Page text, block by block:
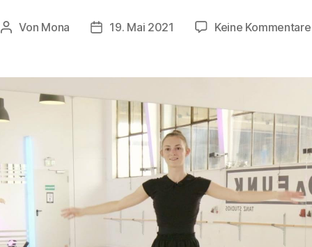
Von Mona 19. Mai 2021 Keine Kommentare